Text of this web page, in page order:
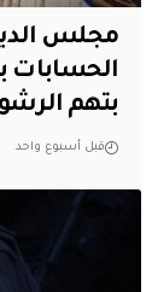
مجلس
الحسابات
بتهم
قبل أسبوع واحد